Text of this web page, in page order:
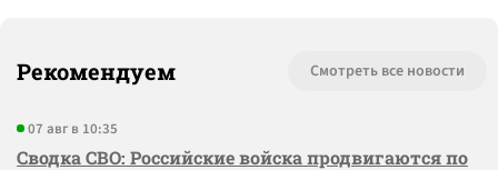
Рекомендуем Смотреть все новости
07 авг в 10:35
Сводка СВО: Российские войска продвигаются по